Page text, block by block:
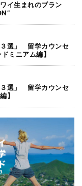
イ生まれのブラン
３選」 留学カウンセ
ミニアム編】
３選」 留学カウンセ
】